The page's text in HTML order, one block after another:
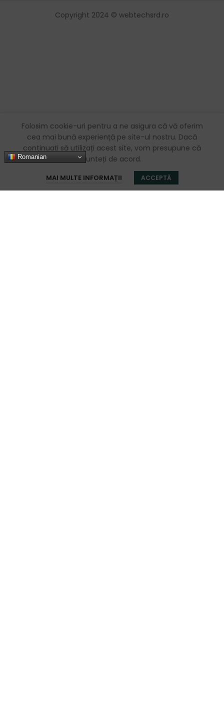
Copyright 2024 © webtechsrd.ro
Folosim cookie-uri pentru a ne asigura că vă oferim
cea mai bună experiență pe site-ul nostru. Dacă
continuați să utilizați acest site, vom presupune că
sunteți de acord.
MAI MULTE INFORMAȚII ACCEPTĂ
Romanian
Coș Contul meu